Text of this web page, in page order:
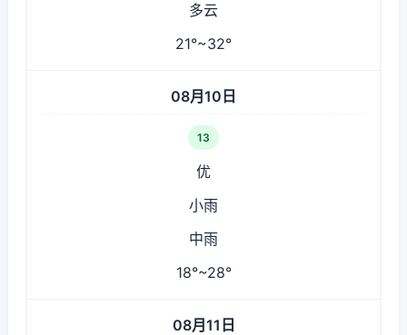
多云
21°~32°
08月10日
13
优
小雨
中雨
18°~28°
08月11日